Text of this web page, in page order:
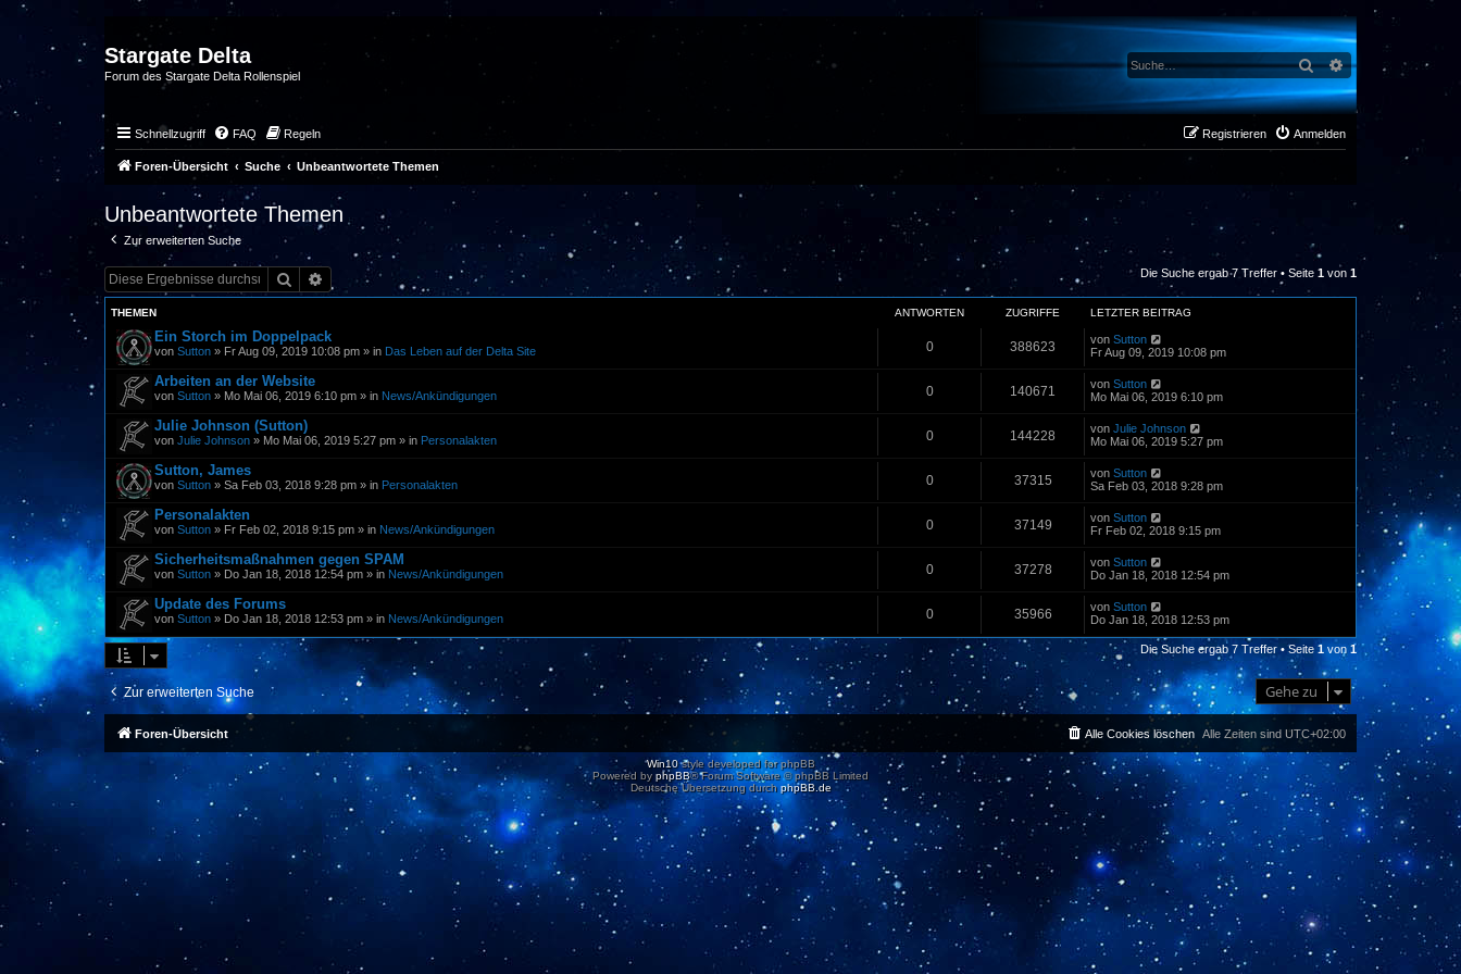
Stargate Delta
Forum des Stargate Delta Rollenspiel
SucheErweiterte Suche
Schnellzugriff FAQ Regeln Anmelden
Registrieren
Foren-Übersicht Suche Unbeantwortete Themen
Unbeantwortete Themen
Zur erweiterten Suche
Suche Erweiterte Suche Die Suche ergab 7 Treffer • Seite 1 von 1
THEMEN ANTWORTEN ZUGRIFFE LETZTER BEITRAG
Ein Storch im Doppelpack
von Sutton » Fr Aug 09, 2019 10:08 pm » in Das Leben auf der Delta Site 0 388623 von Sutton
Fr Aug 09, 2019 10:08 pm
Arbeiten an der Website
von Sutton » Mo Mai 06, 2019 6:10 pm » in News/Ankündigungen 0 140671 von Sutton
Mo Mai 06, 2019 6:10 pm
Julie Johnson (Sutton)
von Julie Johnson » Mo Mai 06, 2019 5:27 pm » in Personalakten 0 144228 von Julie Johnson
Mo Mai 06, 2019 5:27 pm
Sutton, James
von Sutton » Sa Feb 03, 2018 9:28 pm » in Personalakten 0 37315 von Sutton
Sa Feb 03, 2018 9:28 pm
Personalakten
von Sutton » Fr Feb 02, 2018 9:15 pm » in News/Ankündigungen 0 37149 von Sutton
Fr Feb 02, 2018 9:15 pm
Sicherheitsmaßnahmen gegen SPAM
von Sutton » Do Jan 18, 2018 12:54 pm » in News/Ankündigungen 0 37278 von Sutton
Do Jan 18, 2018 12:54 pm
Update des Forums
von Sutton » Do Jan 18, 2018 12:53 pm » in News/Ankündigungen 0 35966 von Sutton
Do Jan 18, 2018 12:53 pm
Die Suche ergab 7 Treffer • Seite 1 von1
Zur erweiterten Suche Gehe zu
Foren-Übersicht Alle Zeiten sind UTC+02:00
Alle Cookies löschen
Win10style developed for phpBB
Powered byphpBB® Forum Software © phpBB Limited
Deutsche Übersetzung durchphpBB.de